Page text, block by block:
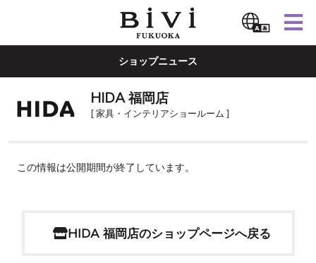
ショップニュース
HIDA 福岡店
[ 家具・インテリアショールーム ]
この情報は公開期間が終了しています。
HIDA 福岡店のショップページへ戻る